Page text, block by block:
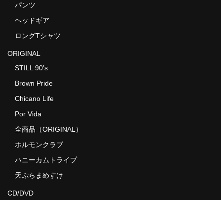
パンツ
ヘッドギア
ロングTシャツ
ORIGINAL
STILL 90’s
Brown Pride
Chicano Life
Por Vida
全商品（ORIGINAL）
ホルモンクラブ
ハニーカムトライプ
天ぷらまめすけ
CD/DVD